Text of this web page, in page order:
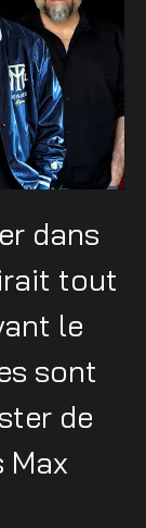
dans
tout
le
sont
de
Max